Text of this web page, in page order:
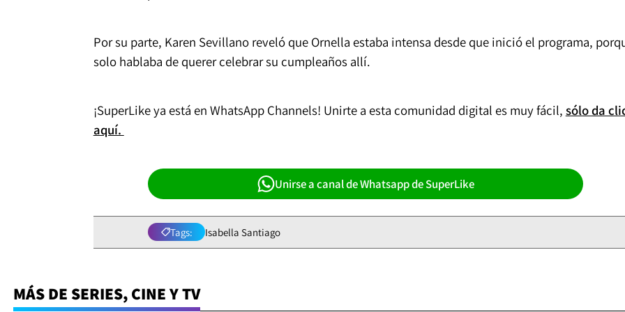
Por su parte, Karen Sevillano reveló que Ornella estaba intensa desde que inició el programa,
solo hablaba de querer celebrar su cumpleaños allí.
¡SuperLike ya está en WhatsApp Channels! Unirte a esta comunidad digital es muy fácil, sólo da
aquí.
Unirse a canal de Whatsapp de SuperLike
Tags: Isabella Santiago
MÁS DE SERIES, CINE Y TV